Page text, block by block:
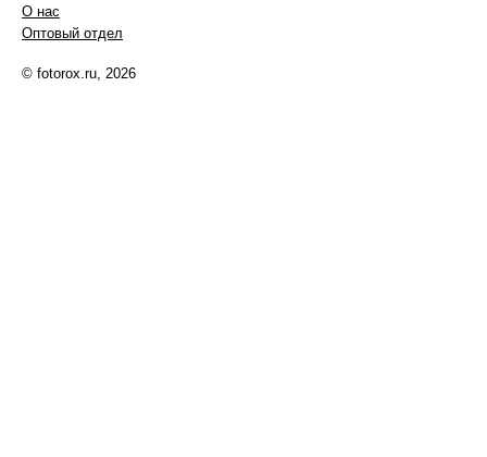
О нас
Оптовый отдел
© fotorox.ru, 2026